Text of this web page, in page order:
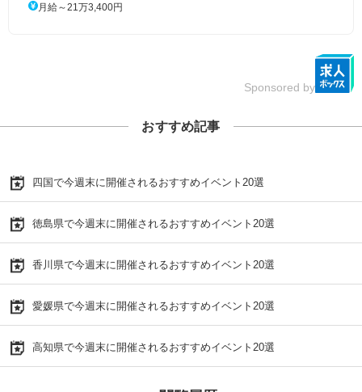
月給～21万3,400円
Sponsored by
おすすめ記事
四国で今週末に開催されるおすすめイベント20選
徳島県で今週末に開催されるおすすめイベント20選
香川県で今週末に開催されるおすすめイベント20選
愛媛県で今週末に開催されるおすすめイベント20選
高知県で今週末に開催されるおすすめイベント20選